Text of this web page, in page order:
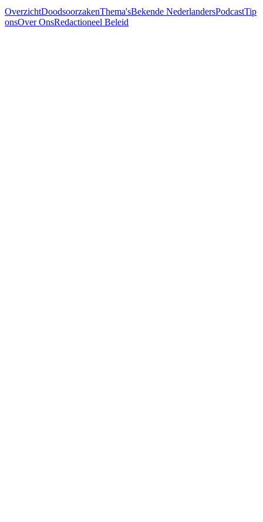
OverzichtDoodsoorzakenThema'sBekende NederlandersPodcastTip
onsOver OnsRedactioneel Beleid